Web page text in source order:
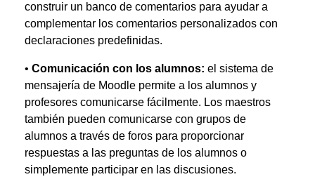
construir un banco de comentarios para ayudar a
complementar los comentarios personalizados con
declaraciones predefinidas.
• Comunicación con los alumnos: el sistema de
mensajería de Moodle permite a los alumnos y
profesores comunicarse fácilmente. Los maestros
también pueden comunicarse con grupos de
alumnos a través de foros para proporcionar
respuestas a las preguntas de los alumnos o
simplemente participar en las discusiones.